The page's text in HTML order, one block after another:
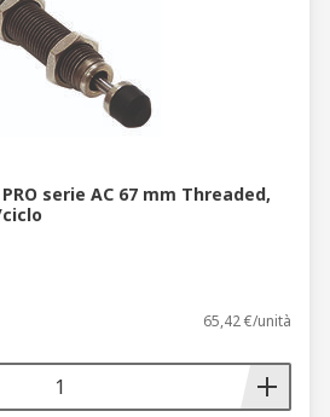
lineari o rotanti. Gli
convertono l'energia
lineare e sono
a semplice effetto o
serie AC 67 mm Threaded,
65,42 €/unità